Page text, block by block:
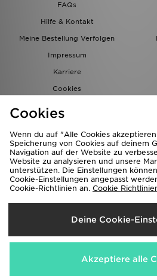
FAQs
Hilfe & Kontakt
Meine Bestellung Verfolgen
Impressum
Karriere
Cookies
Lieferung
Deutschland
Wir akzeptieren folgende
Cookies
Wenn du auf "Alle Cookies
Speicherung von Cookies auf deinem
Navigation auf der Website zu
Website zu analysieren und unsere
unterstützen. Die Einstellungen
Cookie-Einstellungen angepasst
Cookie-Richtlinien an. Cookie
Deine Cookie-
Akzeptiere alle